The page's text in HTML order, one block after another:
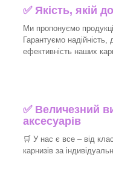
✅Якість, якій
Ми пропонуємо
Гарантуємо надійність,
ефективність наших
✅ Величезний
аксесуарів
🛒 У нас є все – від
карнизів за